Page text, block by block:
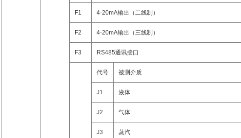
F1 4-20mA输出（二线制）
F2 4-20mA输出（三线制）
F3 RS485通讯接口
代号 被测介质
J1 液体
J2 气体
J3 蒸汽